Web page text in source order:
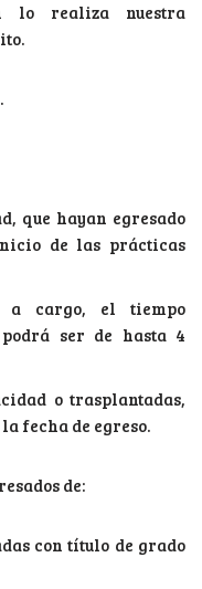
lo realiza nuestra
que hayan egresado
de las prácticas
a cargo, el tiempo
ser de hasta 4
o trasplantadas,
fecha de egreso.
de:
con título de grado